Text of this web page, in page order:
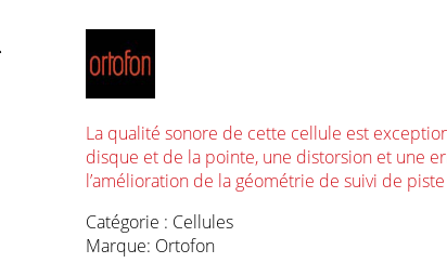
La qualité sonore de cette cellule est
disque et de la pointe, une distorsion et une
l’amélioration de la géométrie de suivi de
Catégorie : Cellules
Marque: Ortofon